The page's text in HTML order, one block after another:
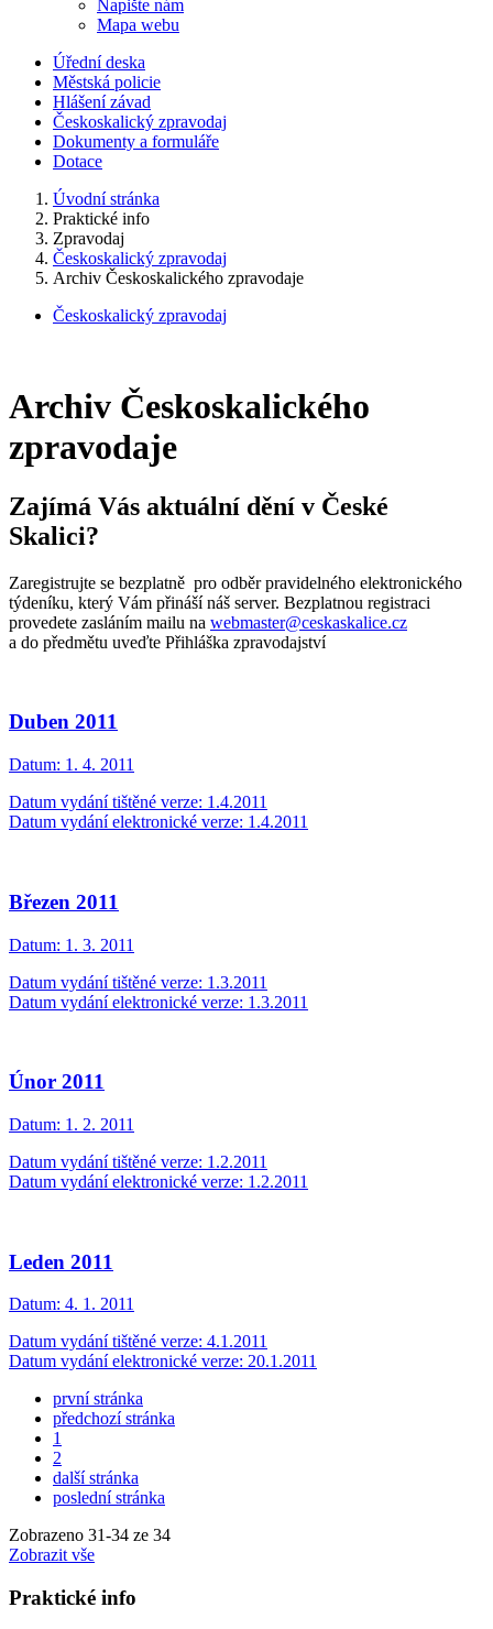
Napište nám
Mapa webu
Úřední deska
Městská policie
Hlášení závad
Českoskalický zpravodaj
Dokumenty a formuláře
Dotace
Úvodní stránka
Praktické info
Zpravodaj
Českoskalický zpravodaj
Archiv Českoskalického zpravodaje
Českoskalický zpravodaj
Archiv Českoskalického
zpravodaje
Zajímá Vás aktuální dění v České
Skalici?
Zaregistrujte se bezplatně pro odběr pravidelného elektronického
týdeníku, který Vám přináší náš server. Bezplatnou registraci
provedete zasláním mailu na webmaster@ceskaskalice.cz
a do předmětu uveďte Přihláška zpravodajství
Duben 2011
Datum: 1. 4. 2011
Datum vydání tištěné verze: 1.4.2011
Datum vydání elektronické verze: 1.4.2011
Březen 2011
Datum: 1. 3. 2011
Datum vydání tištěné verze: 1.3.2011
Datum vydání elektronické verze: 1.3.2011
Únor 2011
Datum: 1. 2. 2011
Datum vydání tištěné verze: 1.2.2011
Datum vydání elektronické verze: 1.2.2011
Leden 2011
Datum: 4. 1. 2011
Datum vydání tištěné verze: 4.1.2011
Datum vydání elektronické verze: 20.1.2011
první stránka
předchozí stránka
1
2
další stránka
poslední stránka
Zobrazeno 31-34 ze 34
Zobrazit vše
Praktické info